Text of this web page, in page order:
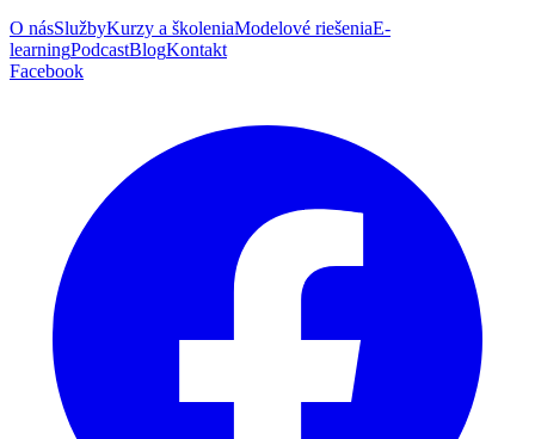
O násSlužbyKurzy a školeniaModelové riešeniaE-
learningPodcastBlogKontakt
Facebook